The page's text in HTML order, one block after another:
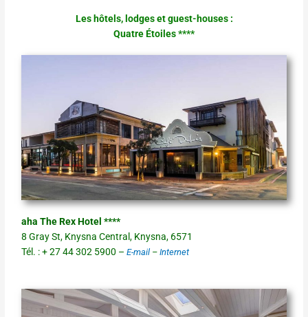
Les hôtels, lodges et guest-houses :
Quatre Étoiles ****
aha The Rex Hotel ****
8 Gray St, Knysna Central, Knysna, 6571
Tél. : + 27 44 302 5900 –E-mail –Internet